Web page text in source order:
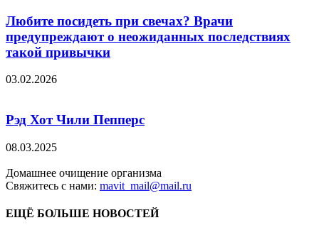
Любите посидеть при свечах? Врачи
предупреждают о неожиданных последствиях
такой привычки
03.02.2026
Рэд Хот Чили Пепперс
08.03.2025
Домашнее очищение организма
Свяжитесь с нами: mavit_mail@mail.ru
ЕЩЁ БОЛЬШЕ НОВОСТЕЙ